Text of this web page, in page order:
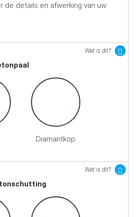
de details en afwerking van uw
Wat is dit?
Diamantkop
Wat is dit?